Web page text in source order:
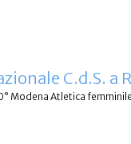
C.d.S. a
Modena Atletica